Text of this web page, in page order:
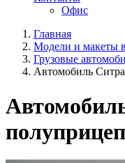
Офис
Главная
Модели и макеты
Грузовые
Автомобиль